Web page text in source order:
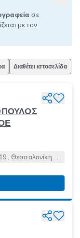
σε
με τον
Διαθέτει ιστοσελίδα
Θεσσαλονίκη